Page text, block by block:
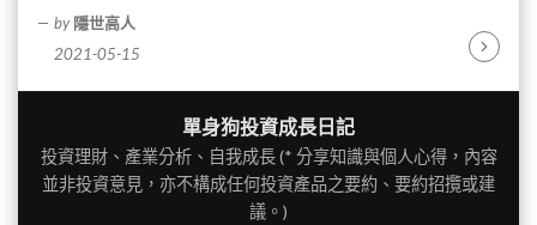
by 隱世高人
2021-05-15
單身狗投資成長日記
投資理財、產業分析、自我成長 (* 分享知識與個人心得，內容
並非投資意見，亦不構成任何投資產品之要約、要約招攬或建
議。)